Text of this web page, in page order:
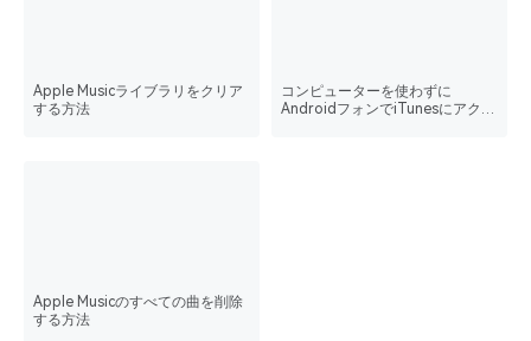
Apple Musicライブラリをクリア
する方法
コンピューターを使わずに
AndroidフォンでiTunesにアクセ
Apple Musicのすべての曲を削除
する方法